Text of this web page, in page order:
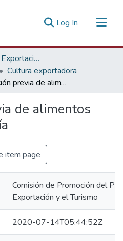
Log In (current)
Promoción de las Exportaciones
Cultura exportadora
Notificación previa de alimentos importados - guía
de alimentos
item page
Comisión de Promoción del
Exportación y el Turismo
2020-07-14T05:44:52Z